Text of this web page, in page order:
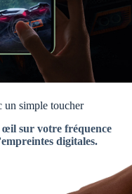
un simple toucher
œil sur votre fréquence
digitales.